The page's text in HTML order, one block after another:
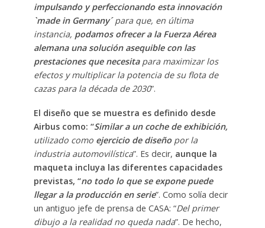
impulsando y perfeccionando esta innovación
`made in Germany´para que, en última
instancia, podamos ofrecer a la Fuerza Aérea
alemana una solución asequible con las
prestaciones que necesita para maximizar los
efectos y multiplicar la potencia de su flota de
cazas para la década de 2030”.
El diseño que se muestra es definido desde
Airbus como: “Similar a un coche de exhibición,
utilizado como ejercicio de diseñopor la
industria automovilística”. Es decir, aunque la
maqueta incluya las diferentes capacidades
previstas, “no todo lo que se expone puede
llegar a la producción en serie”. Como solía decir
un antiguo jefe de prensa de CASA: “Del primer
dibujo a la realidad no queda nada”. De hecho,